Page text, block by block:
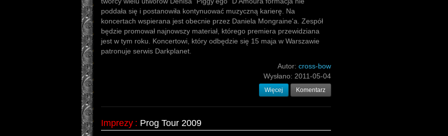
poddała się i postanowiła kontynuować muzyczną karierę. Na
koncertach wspierana jest obecnie przez Daniela Mongraine'a. Zespół
będzie promował najnowszy materiał, którego premiera przewidziana
jest w tym roku. Koncertowi, który odbędzie się 15 maja w Warszawie
patronuje serwis Darkplanet.
Autor: cross-bow
Wysłano: 2011-05-04
Więcej Komentarz
Imprezy : Prog Tour 2009